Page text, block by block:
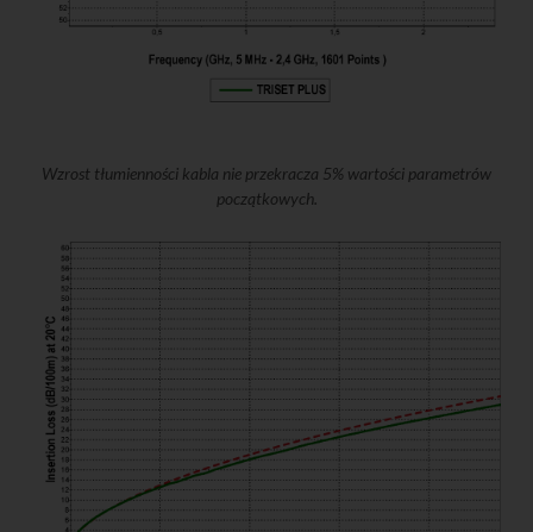
Wzrost tłumienności kabla nie przekracza 5% wartości parametrów
początkowych.